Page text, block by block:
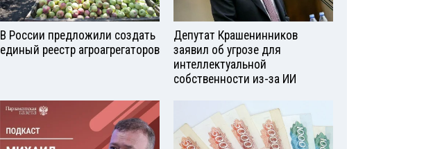
В России предложили создать
единый реестр агроагрегаторов
Депутат Крашенинников
заявил об угрозе для
интеллектуальной
собственности из-за ИИ